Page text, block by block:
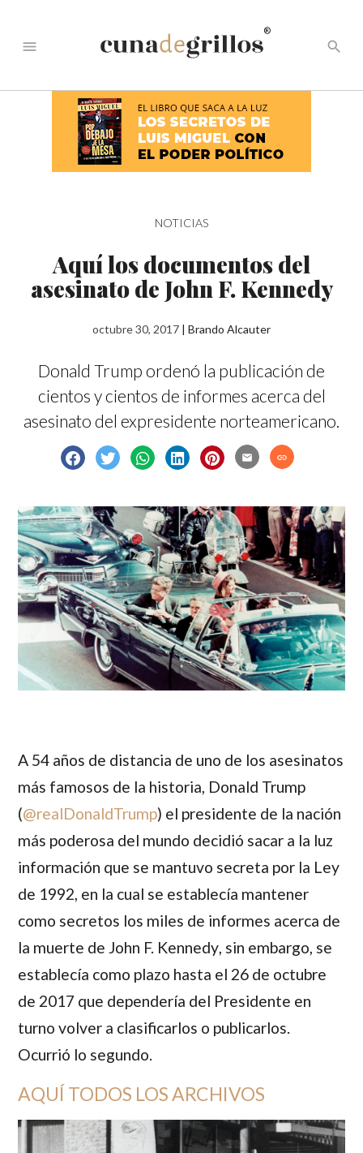
menu
®
search
NOTICIAS
Aquí los documentos del
asesinato de John F. Kennedy
octubre 30, 2017 | Brando Alcauter
Donald Trump ordenó la publicación de
cientos y cientos de informes acerca del
asesinato del expresidente norteamericano.
email link
A 54 años de distancia de uno de los asesinatos
más famosos de la historia, Donald Trump
(@realDonaldTrump) el presidente de la nación
más poderosa del mundo decidió sacar a la luz
información que se mantuvo secreta por la Ley
de 1992, en la cual se establecía mantener
como secretos los miles de informes acerca de
la muerte de John F. Kennedy, sin embargo, se
establecía como plazo hasta el 26 de octubre
de 2017 que dependería del Presidente en
turno volver a clasificarlos o publicarlos.
Ocurrió lo segundo.
AQUÍ TODOS LOS ARCHIVOS